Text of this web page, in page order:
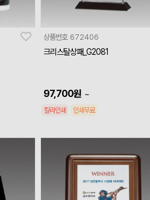
상품번호 672406
크리스탈상패_G2081
97,700원 ~
칼라인쇄 인쇄무료